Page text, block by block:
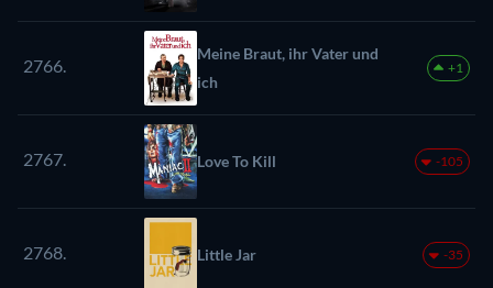
2766.
Meine Braut, ihr Vater und
ich
+1
2767. Love To Kill -105
2768. Little Jar -35